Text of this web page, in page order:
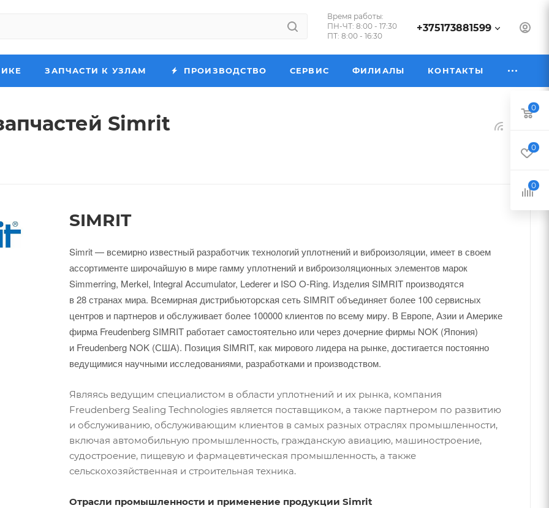
Время работы:
ПН-ЧТ: 8:00 - 17:30
ПТ: 8:00 - 16:30
+375173881599
ЗАПЧАСТИ К УЗЛАМ ПРОИЗВОДСТВО СЕРВИС ФИЛИАЛЫ КОНТАКТЫ
Simrit
SIMRIT
Simrit — всемирно известный разработчик технологий уплотнений и виброизоляции, имеет в своем
ассортименте широчайшую в мире гамму уплотнений и виброизоляционных элементов марок
Simmerring, Merkel, Integral Accumulator, Lederer и ISO O-Ring. Изделия SIMRIT производятся
в 28 странах мира. Всемирная дистрибьюторская сеть SIMRIT объединяет более 100 сервисных
центров и партнеров и обслуживает более 100000 клиентов по всему миру. В Европе, Азии и Америке
фирма Freudenberg SIMRIT работает самостоятельно или через дочерние фирмы NOK (Япония)
и Freudenberg NOK (США). Позиция SIMRIT, как мирового лидера на рынке, достигается постоянно
ведущимися научными исследованиями, разработками и производством.
Являясь ведущим специалистом в области уплотнений и их рынка, компания
Freudenberg Sealing Technologies является поставщиком, а также партнером по развитию
и обслуживанию, обслуживающим клиентов в самых разных отраслях промышленности,
включая автомобильную промышленность, гражданскую авиацию, машиностроение,
судостроение, пищевую и фармацевтическая промышленность, а также
сельскохозяйственная и строительная техника.
Отрасли промышленности и применение продукции Simrit
0
0
0